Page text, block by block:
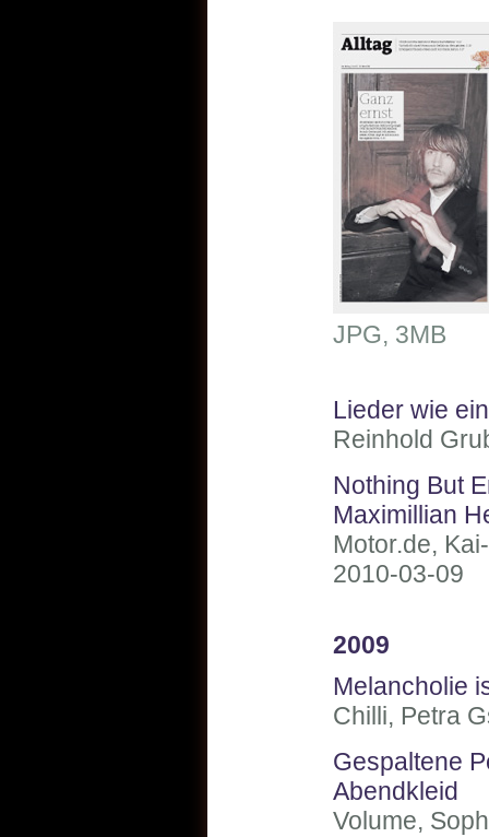
JPG, 3MB
Lieder wie
Reinhold
Nothing But
Maximillian
Motor.de,
2010-03-09
2009
Melancholie
Chilli, Petra
Gespaltene
Abendkleid
Volume,